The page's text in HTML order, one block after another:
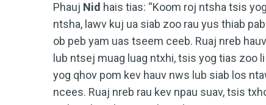
Phauj Nid hais tias: “Koom roj ntsha tsis
ntsha, lawv kuj ua siab zoo rau yus thiab
ob peb yam uas tseem ceeb. Ruaj nreb
lub ntsej muag luag ntxhi, tsis yog tias zoo
yog qhov pom kev hauv nws lub siab los
ncees. Ruaj nreb rau kev npau suav, tsis